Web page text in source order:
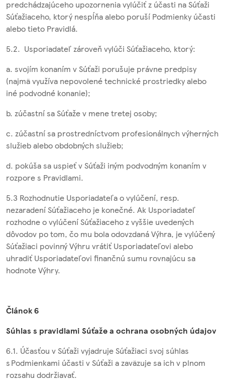
predchádzajúceho upozornenia vylúčiť z účasti na Súťaži
Súťažiaceho, ktorý nespĺňa alebo poruší Podmienky účasti
alebo tieto Pravidlá.
5.2. Usporiadateľ zároveň vylúči Súťažiaceho, ktorý:
a. svojím konaním v Súťaži porušuje právne predpisy
(najmä využíva nepovolené technické prostriedky alebo
iné podvodné konanie);
b. zúčastní sa Súťaže v mene tretej osoby;
c. zúčastní sa prostredníctvom profesionálnych výherných
služieb alebo obdobných služieb;
d. pokúša sa uspieť v Súťaži iným podvodným konaním v
rozpore s Pravidlami.
5.3 Rozhodnutie Usporiadateľa o vylúčení, resp.
nezaradení Súťažiaceho je konečné. Ak Usporiadateľ
rozhodne o vylúčení Súťažiaceho z vyššie uvedených
dôvodov po tom, čo mu bola odovzdaná Výhra, je vylúčený
Súťažiaci povinný Výhru vrátiť Usporiadateľovi alebo
uhradiť Usporiadateľovi finančnú sumu rovnajúcu sa
hodnote Výhry.
Článok 6
Súhlas s pravidlami Súťaže a ochrana osobných údajov
6.1. Účasťou v Súťaži vyjadruje Súťažiaci svoj súhlas
s Podmienkami účasti v Súťaži a zaväzuje sa ich v plnom
rozsahu dodržiavať.